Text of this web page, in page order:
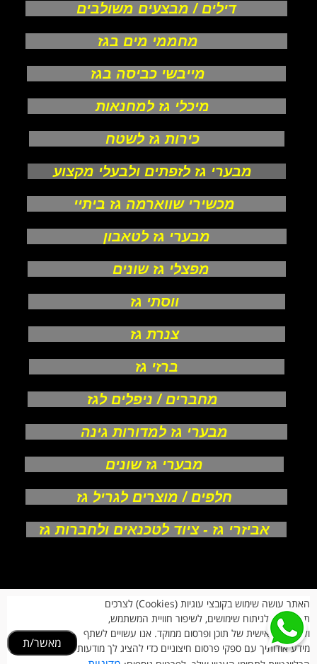
דילים / מבצעים משולבים
מחממי מים בגז
מייבשי כביסה בגז
מיכלי גז למחנאות
כירות גז לשטח
מבערי גז לזפתים ולבעלי מקצוע
מכשירי שווארמה גז ביתיי
מבערי גז לטאבון
מפצלי גז שונים
ווסתי גז
צנרת גז
ברזי גז
מחברים / ניפלים לגז
מבערי גז למדורות גינה
מבערי גז שונים
חלפים / מוצרים לגריל גז
אביזרי גז - ציוד לטכנאים ולחברות גז
צור קשר
תקנון חנות
מעקב הזמנות
החזרות וביטולים
הרשמת לקוחות
האתר עושה שימוש בקובצי עוגיות (Cookies) לצרכים
תפעוליים, לניתוח שימושים, לשיפור חוויית המשתמש,
ולהתאמה אישית של תוכן ופרסום ממוקד. אנו עשויים לשתף
מידע אודותיך עם ספקי פרסום חיצוניים כדי להציג לך מודעות
מאשר/ת